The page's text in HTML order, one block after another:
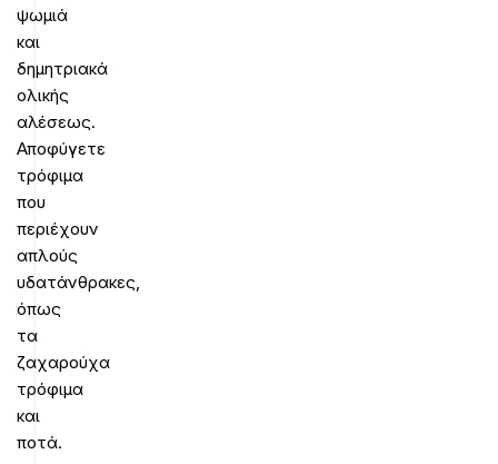
ψωμιά
και
δημητριακά
ολικής
αλέσεως.
Αποφύγετε
τρόφιμα
που
περιέχουν
απλούς
υδατάνθρακες,
όπως
τα
ζαχαρούχα
τρόφιμα
και
ποτά.